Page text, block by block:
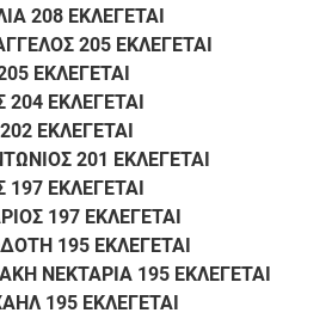
208 ΕΚΛΕΓΕΤΑΙ
205 ΕΚΛΕΓΕΤΑΙ
ΕΚΛΕΓΕΤΑΙ
ΕΚΛΕΓΕΤΑΙ
ΕΚΛΕΓΕΤΑΙ
201 ΕΚΛΕΓΕΤΑΙ
ΕΚΛΕΓΕΤΑΙ
197 ΕΚΛΕΓΕΤΑΙ
195 ΕΚΛΕΓΕΤΑΙ
ΝΕΚΤΑΡΙΑ 195 ΕΚΛΕΓΕΤΑΙ
195 ΕΚΛΕΓΕΤΑΙ